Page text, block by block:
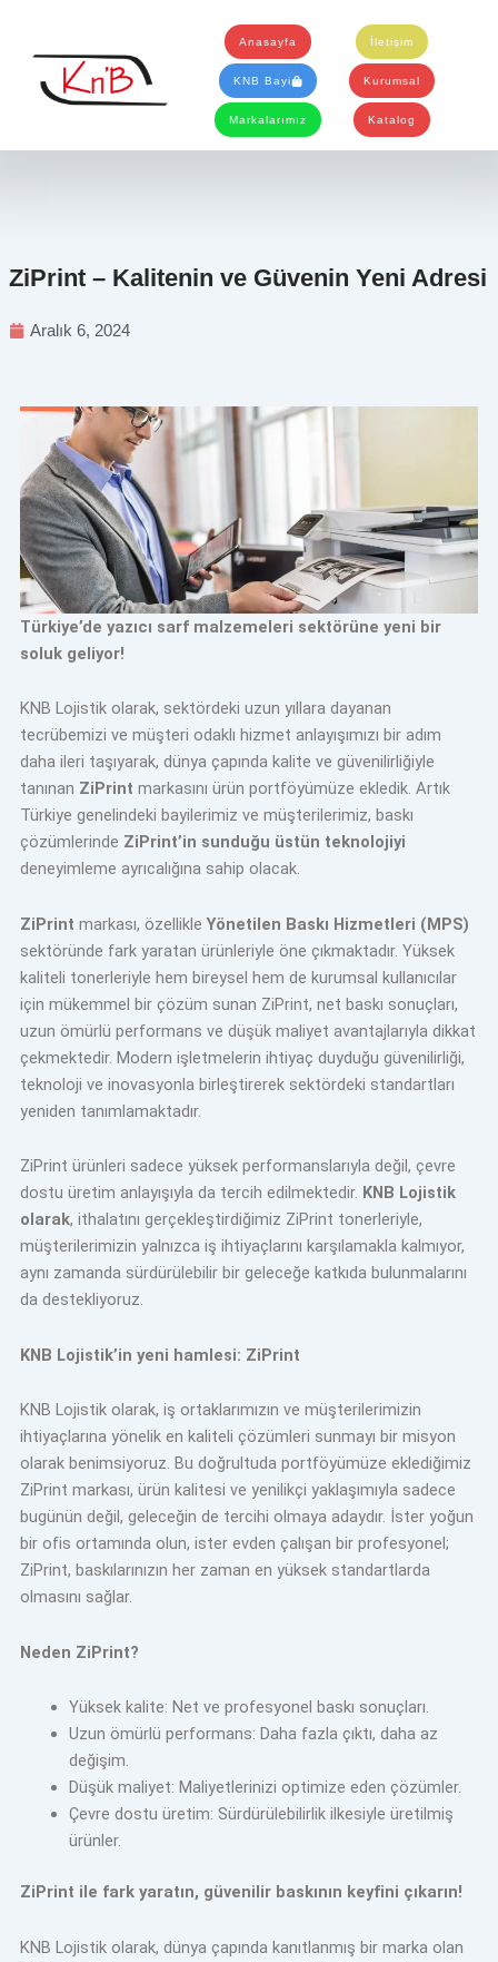
Anasayfa İletişim
KNB Bayi Kurumsal
Markalarımız Katalog
ZiPrint – Kalitenin ve Güvenin Yeni Adresi
Aralık 6, 2024
Türkiye’de yazıcı sarf malzemeleri sektörüne yeni bir
soluk geliyor!
KNB Lojistik olarak, sektördeki uzun yıllara dayanan
tecrübemizi ve müşteri odaklı hizmet anlayışımızı bir adım
daha ileri taşıyarak, dünya çapında kalite ve güvenilirliğiyle
tanınan ZiPrint markasını ürün portföyümüze ekledik. Artık
Türkiye genelindeki bayilerimiz ve müşterilerimiz, baskı
çözümlerinde ZiPrint’in sunduğu üstün teknolojiyi
deneyimleme ayrıcalığına sahip olacak.
ZiPrint markası, özellikle Yönetilen Baskı Hizmetleri (MPS)
sektöründe fark yaratan ürünleriyle öne çıkmaktadır. Yüksek
kaliteli tonerleriyle hem bireysel hem de kurumsal kullanıcılar
için mükemmel bir çözüm sunan ZiPrint, net baskı sonuçları,
uzun ömürlü performans ve düşük maliyet avantajlarıyla dikkat
çekmektedir. Modern işletmelerin ihtiyaç duyduğu güvenilirliği,
teknoloji ve inovasyonla birleştirerek sektördeki standartları
yeniden tanımlamaktadır.
ZiPrint ürünleri sadece yüksek performanslarıyla değil, çevre
dostu üretim anlayışıyla da tercih edilmektedir. KNB Lojistik
olarak, ithalatını gerçekleştirdiğimiz ZiPrint tonerleriyle,
müşterilerimizin yalnızca iş ihtiyaçlarını karşılamakla kalmıyor,
aynı zamanda sürdürülebilir bir geleceğe katkıda bulunmalarını
da destekliyoruz.
KNB Lojistik’in yeni hamlesi: ZiPrint
KNB Lojistik olarak, iş ortaklarımızın ve müşterilerimizin
ihtiyaçlarına yönelik en kaliteli çözümleri sunmayı bir misyon
olarak benimsiyoruz. Bu doğrultuda portföyümüze eklediğimiz
ZiPrint markası, ürün kalitesi ve yenilikçi yaklaşımıyla sadece
bugünün değil, geleceğin de tercihi olmaya adaydır. İster yoğun
bir ofis ortamında olun, ister evden çalışan bir profesyonel;
ZiPrint, baskılarınızın her zaman en yüksek standartlarda
olmasını sağlar.
Neden ZiPrint?
Yüksek kalite: Net ve profesyonel baskı sonuçları.
Uzun ömürlü performans: Daha fazla çıktı, daha az
değişim.
Düşük maliyet: Maliyetlerinizi optimize eden çözümler.
Çevre dostu üretim: Sürdürülebilirlik ilkesiyle üretilmiş
ürünler.
ZiPrint ile fark yaratın, güvenilir baskının keyfini çıkarın!
KNB Lojistik olarak, dünya çapında kanıtlanmış bir marka olan